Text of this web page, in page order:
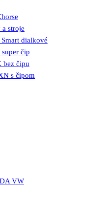
stroje
dialkové
super čip
bez čipu
s čipom
VW